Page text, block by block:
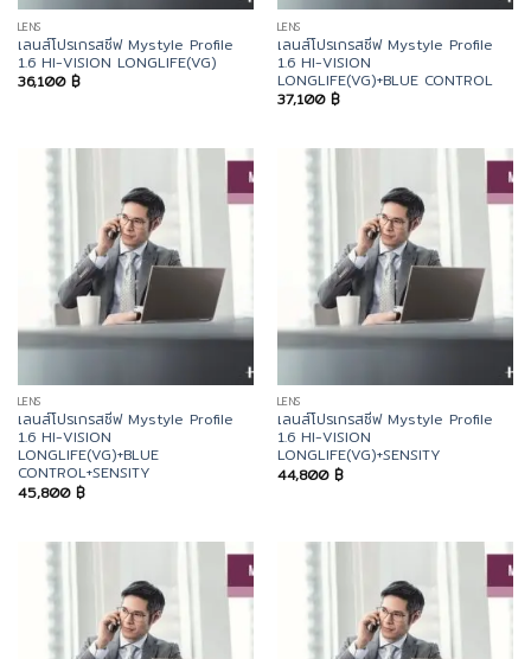
LENS
เลนส์โปรเกรสซีฟ Mystyle Profile
1.6 HI-VISION LONGLIFE(VG)
36,100 ฿
LENS
เลนส์โปรเกรสซีฟ Mystyle Profile
1.6 HI-VISION
LONGLIFE(VG)+BLUE CONTROL
37,100 ฿
LENS
เลนส์โปรเกรสซีฟ Mystyle Profile
1.6 HI-VISION
LONGLIFE(VG)+BLUE
CONTROL+SENSITY
45,800 ฿
LENS
เลนส์โปรเกรสซีฟ Mystyle Profile
1.6 HI-VISION
LONGLIFE(VG)+SENSITY
44,800 ฿